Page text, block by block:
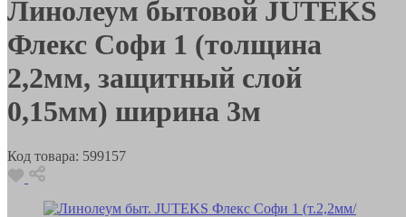
Линолеум бытовой JUTEKS
Флекс Софи 1 (толщина
2,2мм, защитный слой
0,15мм) ширина 3м
Код товара: 599157